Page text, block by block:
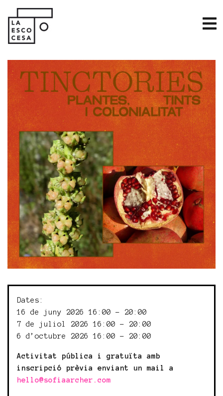
Dates:
16 de juny 2026 16:00 - 20:00
7 de juliol 2026 16:00 - 20:00
6 d’octubre 2026 16:00 - 20:00
Activitat pública i gratuïta amb
inscripció prèvia enviant un mail a
hello@sofiaarcher.com